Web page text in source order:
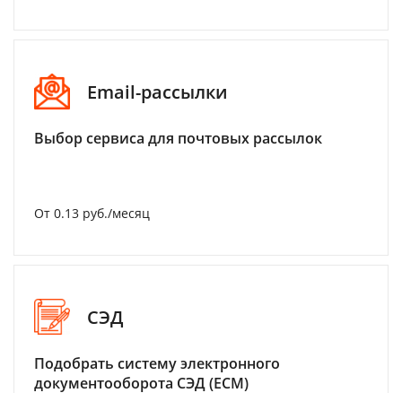
Email-рассылки
Выбор сервиса для почтовых рассылок
От 0.13 руб./месяц
СЭД
Подобрать систему электронного
документооборота СЭД (ECM)